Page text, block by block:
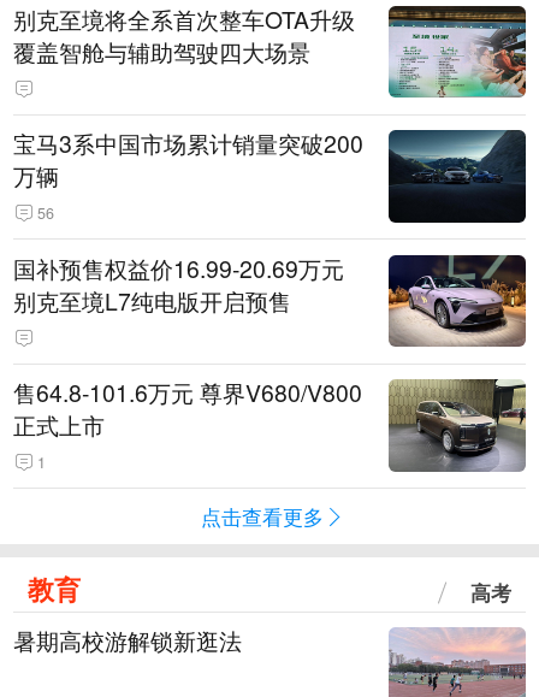
别克至境将全系首次整车OTA升级
覆盖智舱与辅助驾驶四大场景
宝马3系中国市场累计销量突破200
万辆
56
国补预售权益价16.99-20.69万元
别克至境L7纯电版开启预售
售64.8-101.6万元 尊界V680/V800
正式上市
1
点击查看更多
教育 高考
暑期高校游解锁新逛法